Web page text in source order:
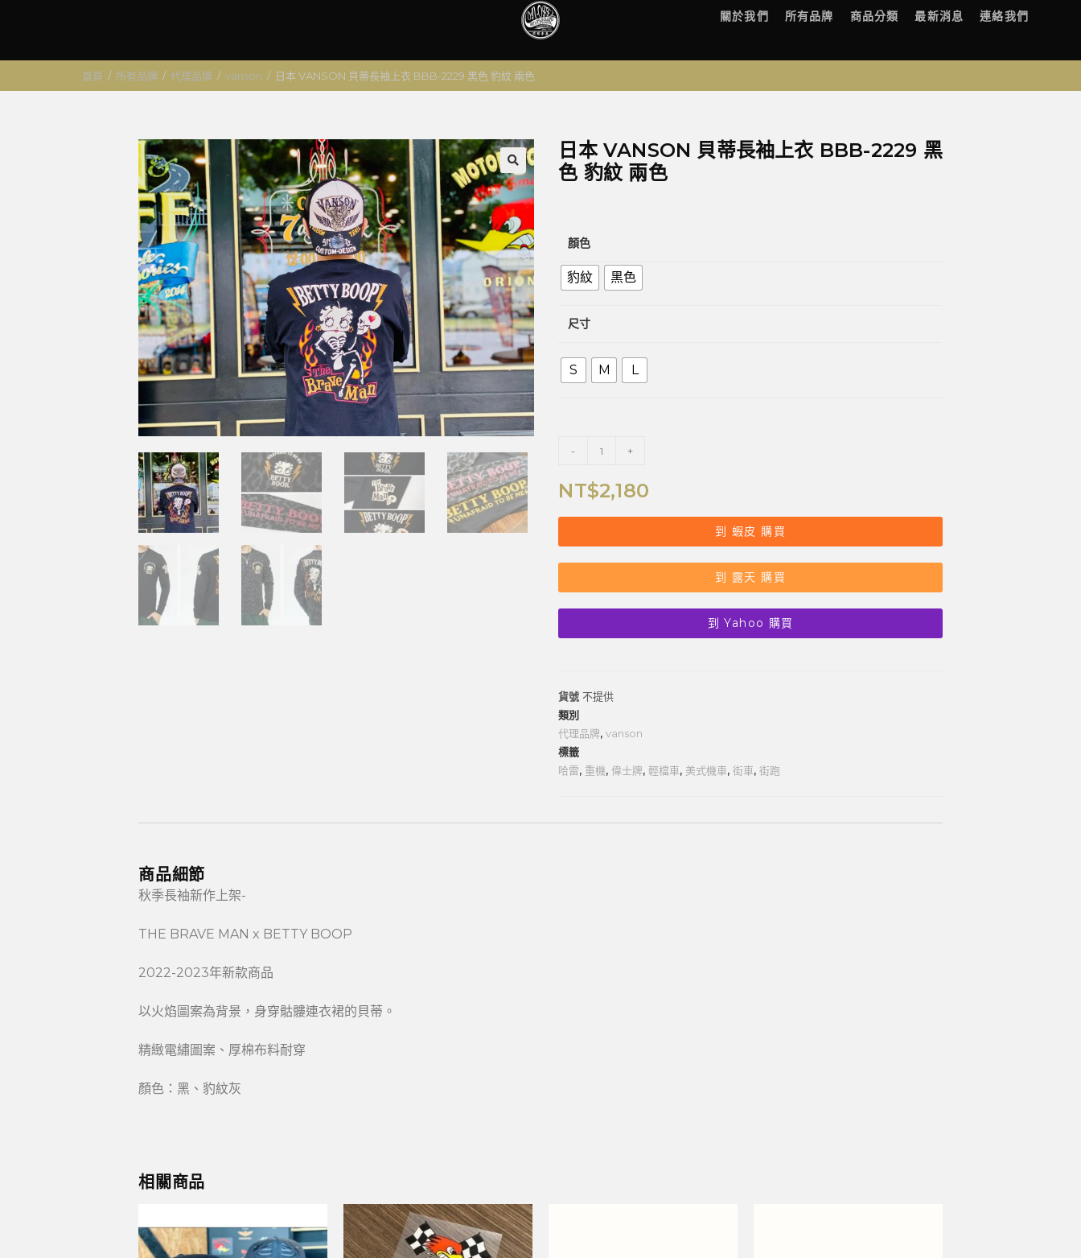
關於我們 所有品牌 商品分類 最新消息 連絡我們
首頁 / 所有品牌 / 代理品牌 / vanson / 日本 VANSON 貝蒂長袖上衣 BBB-2229 黑色 豹紋 兩色
🔍
日本 VANSON 貝蒂長袖上衣 BBB-2229 黑
色 豹紋 兩色
顏色
豹紋 黑色
尺寸
S M L
- +
NT$2,180
到 蝦皮 購買
到 露天 購買
到 Yahoo 購買
貨號不提供
類別
代理品牌,vanson
標籤
哈雷, 重機, 偉士牌, 輕檔車, 美式機車,街車,街跑
商品細節
秋季長袖新作上架-
THE BRAVE MAN x BETTY BOOP
2022-2023年新款商品
以火焰圖案為背景，身穿骷髏連衣裙的貝蒂。
精緻電繡圖案、厚棉布料耐穿
顏色：黑、豹紋灰
相關商品